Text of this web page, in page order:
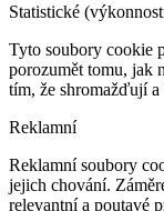
Statistické
Tyto soubory cookie
porozumět tomu, jak
tím, že shromažďují a
Reklamní
Reklamní soubory
jejich chování.
relevantní a poutavé